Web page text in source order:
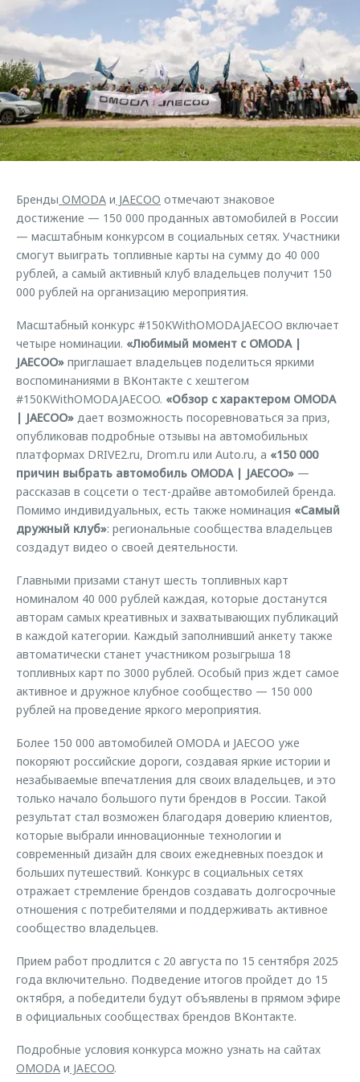
Страхование
Кредитный калькулятор
Аксессуары
Одежда и сувениры
Оригинальные аксессуары
Запчасти
Калькулятор трейд-ин
Клиентская поддержка
O&J Автоклуб
Клуб владельцев OMODA
Приложение O&J
Аксессуары
Одежда и сувениры
Запчасти
Бренды OMODA и JAECOO отмечают знаковое
достижение — 150 000 проданных автомобилей в России
— масштабным конкурсом в социальных сетях. Участники
смогут выиграть топливные карты на сумму до 40 000
рублей, а самый активный клуб владельцев получит 150
000 рублей на организацию мероприятия.
Масштабный конкурс #150KWithOMODAJAECOO включает
четыре номинации. «Любимый момент с OMODA |
JAECOO» приглашает владельцев поделиться яркими
воспоминаниями в ВКонтакте с хештегом
#150KWithOMODAJAECOO. «Обзор с характером OMODA
| JAECOO» дает возможность посоревноваться за приз,
опубликовав подробные отзывы на автомобильных
платформах DRIVE2.ru, Drom.ru или Auto.ru, а «150 000
причин выбрать автомобиль OMODA | JAECOO» —
рассказав в соцсети о тест-драйве автомобилей бренда.
Помимо индивидуальных, есть также номинация «Самый
дружный клуб»: региональные сообщества владельцев
создадут видео о своей деятельности.
Главными призами станут шесть топливных карт
номиналом 40 000 рублей каждая, которые достанутся
авторам самых креативных и захватывающих публикаций
в каждой категории. Каждый заполнивший анкету также
автоматически станет участником розыгрыша 18
топливных карт по 3000 рублей. Особый приз ждет самое
активное и дружное клубное сообщество — 150 000
рублей на проведение яркого мероприятия.
Более 150 000 автомобилей OMODA и JAECOO уже
покоряют российские дороги, создавая яркие истории и
незабываемые впечатления для своих владельцев, и это
только начало большого пути брендов в России. Такой
результат стал возможен благодаря доверию клиентов,
которые выбрали инновационные технологии и
современный дизайн для своих ежедневных поездок и
больших путешествий. Конкурс в социальных сетях
отражает стремление брендов создавать долгосрочные
отношения с потребителями и поддерживать активное
сообщество владельцев.
Прием работ продлится с 20 августа по 15 сентября 2025
года включительно. Подведение итогов пройдет до 15
октября, а победители будут объявлены в прямом эфире
в официальных сообществах брендов ВКонтакте.
Подробные условия конкурса можно узнать на сайтах
OMODA и JAECOO.